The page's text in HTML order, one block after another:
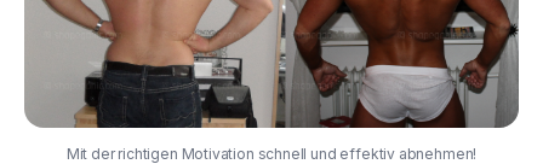
Mit der richtigen Motivation schnell und effektiv abnehmen!